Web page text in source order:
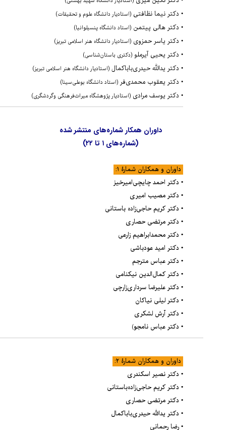
دکترنیما نظافتی(استادیار دانشگاه علوم و تحقیقات)
دکتر هالی پیتمن(استاد دانشگاه پنسیلوانیا)
دکتریاسر حمزوی(استادیار دانشگاه هنر اسلامی تبریز)
دکتر یحیی آیرملو(دکتری باستان‌شناسی)
دکتر یدالله حیدری‌باباکمال(استادیار دانشگاه هنر اسلامی تبریز)
دکتر یعقوب محمدی‌فر(استاد دانشگاه بوعلی‌سینا)
• دکتر یوسف مرادی(استادیار پژوهشگاه میراث‌فرهنگی وگردشگری)
داوران همکار شماره‌‌های منتشر شده
(شماره‌های ۱ تا ۲۲)
داوران و همکاران شمارۀ ۱:
• دکتر احمد چایچی‌امیرخیز
• دکتر مصیب امیری
• دکتر کریم حاجی‌زاده‌ باستانی
• دکتر مرتضی حصاری
• دکتر محمدابراهیم زارعی
• دکتر امید عودباشی
• دکتر عباس مترجم
• دکتر کمال‌الدین نیکنامی
• دکتر علیرضا سرداری‌زارچی
• دکتر لیلی نیاکان
• دکتر آرش لشکری
• دکتر عباس نامجو)
داوران و همکاران شمارۀ ۲:
• دکتر نصیر اسکندری
• دکتر کریم حاجی‌زاده‌باستانی
• دکتر مرتضی حصاری
• دکتر یدالله حیدری‌باباکمال
• رضا رحمانی